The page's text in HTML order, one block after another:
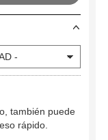
también puede
rápido.